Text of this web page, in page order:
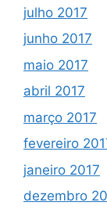
julho 2017
junho 2017
maio 2017
abril 2017
março 2017
fevereiro
janeiro 2017
dezembro